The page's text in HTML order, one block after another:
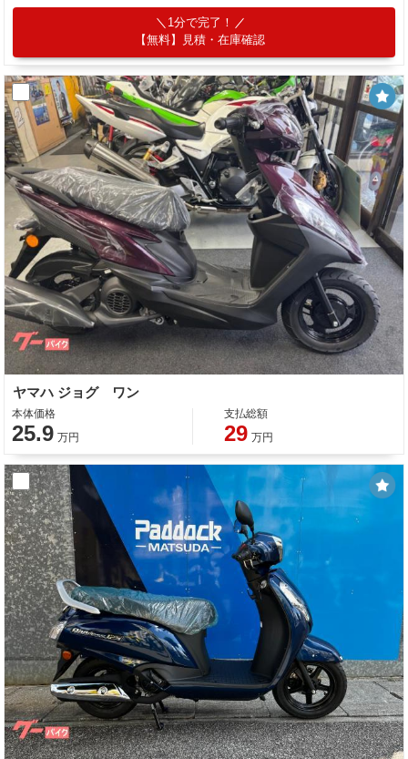
1分で完了！
【無料】見積・在庫確認
ヤマハ ジョグ ワン
本体価格
25.9 万円
支払総額
29 万円